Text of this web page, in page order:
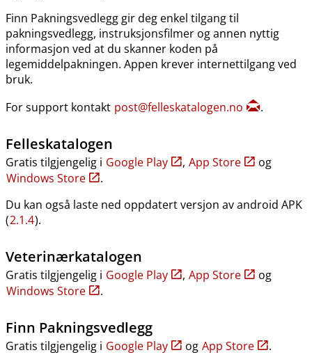
Finn Pakningsvedlegg gir deg enkel tilgang til
pakningsvedlegg, instruksjonsfilmer og annen nyttig
informasjon ved at du skanner koden på
legemiddelpakningen. Appen krever internettilgang ved
bruk.
For support kontakt post@felleskatalogen.no .
Felleskatalogen
Gratis tilgjengelig i Google Play , App Store
og
Windows Store
.
Du kan også laste ned oppdatert versjon av android APK
(2.1.4).
Veterinærkatalogen
Gratis tilgjengelig i Google Play , App Store
og
Windows Store
.
Finn Pakningsvedlegg
Gratis tilgjengelig i Google Play og App Store .